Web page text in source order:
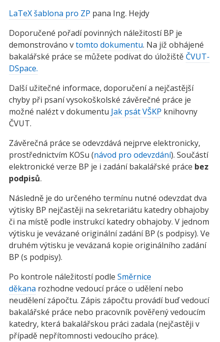
LaTeX šablona pro ZP pana Ing. Hejdy
Doporučené pořadí povinných náležitostí BP je
demonstrováno vtomto dokumentu. Na již obhájené
bakalářské práce se můžete podívat do úložiště ČVUT-
DSpace.
Další užitečné informace, doporučení a nejčastější
chyby při psaní vysokoškolské závěrečné práce je
možné nalézt v dokumentu Jak psát VŠKP knihovny
ČVUT.
Závěrečná práce se odevzdává nejprve elektronicky,
prostřednictvím KOSu (návod pro odevzdání). Součástí
elektronické verze BP je i zadání bakalářské práce bez
podpisů.
Následně je do určeného termínu nutné odevzdat dva
výtisky BP nejčastěji na sekretariátu katedry obhajoby
či na místě podle instrukcí katedry obhajoby. V jednom
výtisku je vevázané originální zadání BP (s podpisy). Ve
druhém výtisku je vevázaná kopie originálního zadání
BP (s podpisy).
Po kontrole náležitostí podle Směrnice
děkana rozhodne vedoucí práce o udělení nebo
neudělení zápočtu. Zápis zápočtu provádí buď vedoucí
bakalářské práce nebo pracovník pověřený vedoucím
katedry, která bakalářskou práci zadala (nejčastěji v
případě nepřítomnosti vedoucího práce).